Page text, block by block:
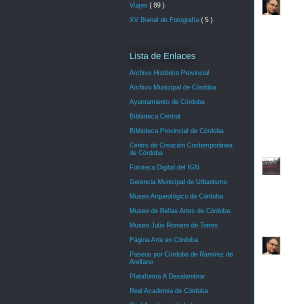
Viajes ( 89 )
XV Bienal de Fotografía ( 5 )
Lista de Enlaces
Archivo Histórico Provincial
Archivo Municipal de Córdoba
Ayuntamiento de Córdoba
Biblioteca Central
Biblioteca Provincial de Córdoba
Centro de Creación Contemporánea
de Córdoba
Fototeca Digital del IGN
Gerencia Municipal de Urbanismo
Museo Arqueológico de Córdoba
Museo de Bellas Artes de Córdoba
Museo Julio Romero de Torres
Página Arte en Córdoba
Paseos por Córdoba de Ramírez de
Arellano
Plataforma A Desalambrar
Real Academia de Córdoba